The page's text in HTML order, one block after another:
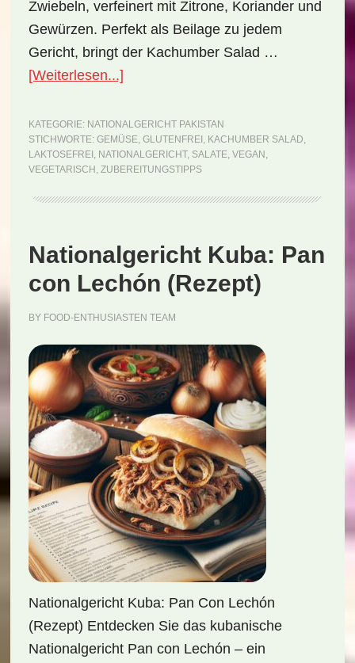
Zwiebeln, verfeinert mit Zitrone, Koriander und
Gewürzen. Perfekt als Beilage zu jedem
Gericht, bringt der Kachumber Salad …
[Weiterlesen...]ÜberNationalgericht
Kachumber
Salad
(Rezept)
KATEGORIE: NATIONALGERICHT PAKISTAN
STICHWORTE: GEMÜSE, GLUTENFREI , KACHUMBER SALAD,
LAKTOSEFREI , NATIONALGERICHT, SALATE, VEGAN ,
VEGETARISCH , ZUBEREITUNGSTIPPS
Nationalgericht Kuba: Pan
con Lechón (Rezept)
BY FOOD-ENTHUSIASTEN TEAM
Nationalgericht Kuba: Pan Con Lechón
(Rezept) Entdecken Sie das kubanische
Nationalgericht Pan con Lechón – ein